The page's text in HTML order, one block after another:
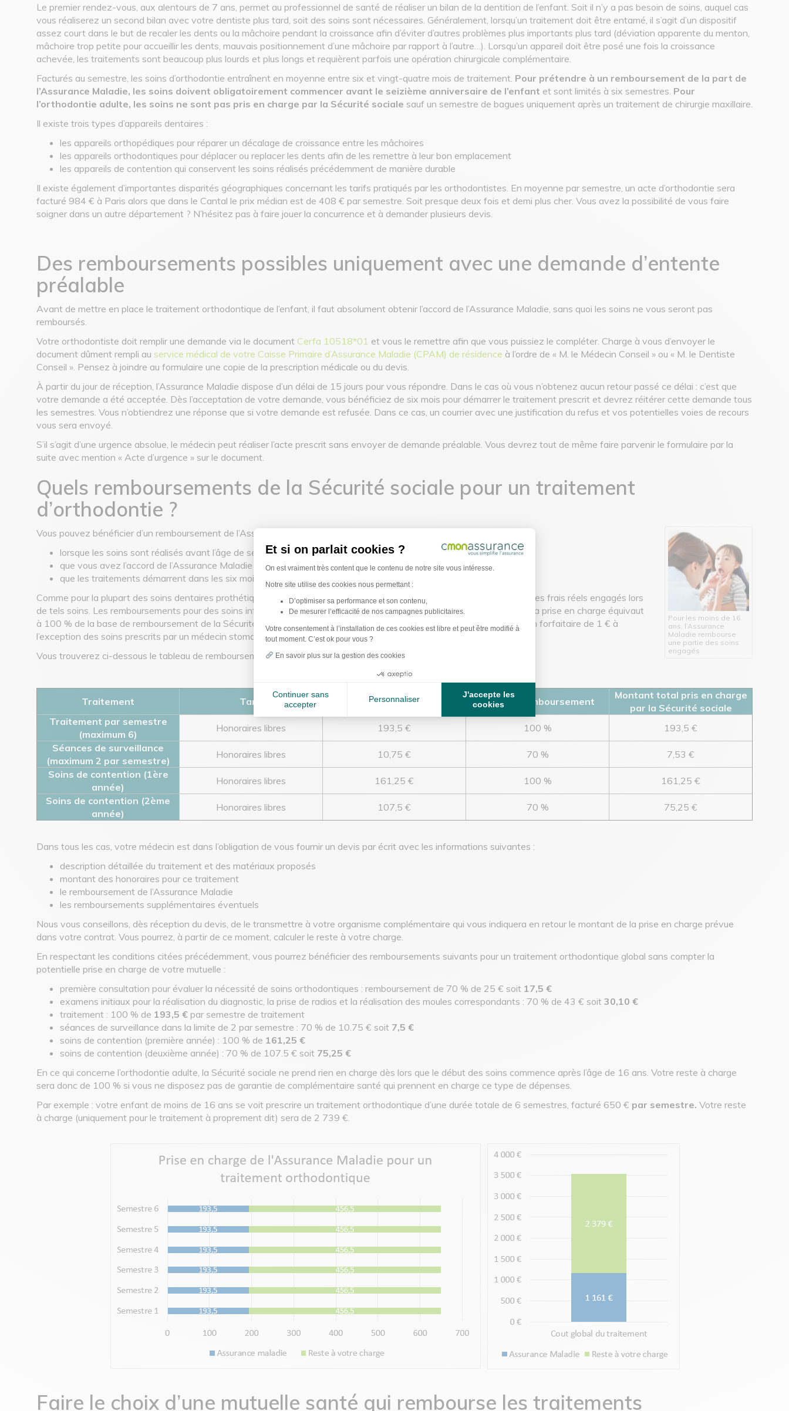
Le premier rendez-vous, aux alentours de 7 ans, permet au professionnel de santé de réaliser un bilan de la dentition de l’enfant. Soit il n’y a pas besoin de soins, auquel cas
vous réaliserez un second bilan avec votre dentiste plus tard, soit des soins sont nécessaires. Généralement, lorsqu’un traitement doit être entamé, il s’agit d’un dispositif
assez court dans le but de recaler les dents ou la mâchoire pendant la croissance afin d’éviter d’autres problèmes plus importants plus tard (déviation apparente du menton,
mâchoire trop petite pour accueillir les dents, mauvais positionnement d’une mâchoire par rapport à l’autre…). Lorsqu’un appareil doit être posé une fois la croissance
achevée, les traitements sont beaucoup plus lourds et plus longs et requièrent parfois une opération chirurgicale complémentaire.
Facturés au semestre, les soins d’orthodontie entraînent en moyenne entre six et vingt-quatre mois de traitement. Pour prétendre à un remboursement de la part de
l’Assurance Maladie, les soins doivent obligatoirement commencer avant le seizième anniversaire de l’enfant et sont limités à six semestres. Pour
l’orthodontie adulte, les soins ne sont pas pris en charge par la Sécurité sociale sauf un semestre de bagues uniquement après un traitement de chirurgie maxillaire.
Il existe trois types d’appareils dentaires :
les appareils orthopédiques pour réparer un décalage de croissance entre les mâchoires
les appareils orthodontiques pour déplacer ou replacer les dents afin de les remettre à leur bon emplacement
les appareils de contention qui conservent les soins réalisés précédemment de manière durable
Il existe également d’importantes disparités géographiques concernant les tarifs pratiqués par les orthodontistes. En moyenne par semestre, un acte d’orthodontie sera
facturé 984 € à Paris alors que dans le Cantal le prix médian est de 408 € par semestre. Soit presque deux fois et demi plus cher. Vous avez la possibilité de vous faire
soigner dans un autre département ? N’hésitez pas à faire jouer la concurrence et à demander plusieurs devis.
Des remboursements possibles uniquement avec une demande d’entente
préalable
Avant de mettre en place le traitement orthodontique de l’enfant, il faut absolument obtenir l’accord de l’Assurance Maladie, sans quoi les soins ne vous seront pas
remboursés.
Votre orthodontiste doit remplir une demande via le document Cerfa 10518*01 et vous le remettre afin que vous puissiez le compléter. Charge à vous d’envoyer le
document dûment rempli au service médical de votre Caisse Primaire d’Assurance Maladie (CPAM) de résidence à l’ordre de « M. le Médecin Conseil » ou « M. le Dentiste
Conseil ». Pensez à joindre au formulaire une copie de la prescription médicale ou du devis.
À partir du jour de réception, l’Assurance Maladie dispose d’un délai de 15 jours pour vous répondre. Dans le cas où vous n’obtenez aucun retour passé ce délai : c’est que
votre demande a été acceptée. Dès l’acceptation de votre demande, vous bénéficiez de six mois pour démarrer le traitement prescrit et devrez réitérer cette demande tous
les semestres. Vous n’obtiendrez une réponse que si votre demande est refusée. Dans ce cas, un courrier avec une justification du refus et vos potentielles voies de recours
vous sera envoyé.
S’il s’agit d’une urgence absolue, le médecin peut réaliser l’acte prescrit sans envoyer de demande préalable. Vous devrez tout de même faire parvenir le formulaire par la
suite avec mention « Acte d’urgence » sur le document.
Quels remboursements de la Sécurité sociale pour un traitement
d’orthodontie ?
Pour les moins de 16
ans, l’Assurance
Maladie rembourse
une partie des soins
engagés
Vous pouvez bénéficier d’un remboursement de l’Assurance Maladie :
lorsque les soins sont réalisés avant l’âge de seize ans,
que vous avez l’accord de l’Assurance Maladie
que les traitements démarrent dans les six mois suivant cet accord.
Comme pour la plupart des soins dentaires prothétiques, la prise en charge de la Sécurité sociale est loin de rembourser les frais réels engagés lors
de tels soins. Les remboursements pour des soins inférieurs à 120 € sont de 70 % et pour les soins supérieurs à 120 €, la prise en charge équivaut
à 100 % de la base de remboursement de la Sécurité sociale. À noter que ces soins ne sont pas soumis à la participation forfaitaire de 1 € à
l’exception des soins prescrits par un médecin stomatologue.
Vous trouverez ci-dessous le tableau de remboursement fourni par ameli.fr :
Traitement Tarif
Base de Remboursement de la
Taux de remboursement
Montant total pris en charge
par la Sécurité sociale
Traitement par semestre
(maximum 6)
Honoraires libres 193,5 € 100 %
193,5 €
Séances de surveillance
(maximum 2 par semestre)
Honoraires libres 10,75 € 70 %
7,53 €
Soins de contention (1ère
année)
Honoraires libres 161,25 € 100 %
161,25 €
Soins de contention (2ème
année)
Honoraires libres 107,5 € 70 % 75,25 €
Dans tous les cas, votre médecin est dans l’obligation de vous fournir un devis par écrit avec les informations suivantes :
description détaillée du traitement et des matériaux proposés
montant des honoraires pour ce traitement
le remboursement de l’Assurance Maladie
les remboursements supplémentaires éventuels
Nous vous conseillons, dès réception du devis, de le transmettre à votre organisme complémentaire qui vous indiquera en retour le montant de la prise en charge prévue
dans votre contrat. Vous pourrez, à partir de ce moment, calculer le reste à votre charge.
En respectant les conditions citées précédemment, vous pourrez bénéficier des remboursements suivants pour un traitement orthodontique global sans compter la
potentielle prise en charge de votre mutuelle :
première consultation pour évaluer la nécessité de soins orthodontiques : remboursement de 70 % de 25 € soit 17,5 €
examens initiaux pour la réalisation du diagnostic, la prise de radios et la réalisation des moules correspondants : 70 % de 43 € soit 30,10 €
traitement : 100 % de 193,5 € par semestre de traitement
séances de surveillance dans la limite de 2 par semestre : 70 % de 10.75 € soit 7,5 €
soins de contention (première année) : 100 % de 161,25 €
soins de contention (deuxième année) : 70 % de 107.5 € soit 75,25 €
En ce qui concerne l’orthodontie adulte, la Sécurité sociale ne prend rien en charge dès lors que le début des soins commence après l’âge de 16 ans. Votre reste à charge
sera donc de 100 % si vous ne disposez pas de garantie de complémentaire santé qui prennent en charge ce type de dépenses.
Par exemple : votre enfant de moins de 16 ans se voit prescrire un traitement orthodontique d’une durée totale de 6 semestres, facturé 650 € par semestre. Votre reste
à charge (uniquement pour le traitement à proprement dit) sera de 2 739 €.
Faire le choix d’une mutuelle santé qui rembourse les traitements
Et si on parlait cookies ?
Plateforme de Gestion du Consentement : Personnalisez vos Options
On est vraiment très content que le contenu de notre site vous intéresse.
Notre site utilise des cookies nous permettant :
D’optimiser sa performance et son contenu,
De mesurer l’efficacité de nos campagnes publicitaires.
Votre consentement à l’installation de ces cookies est libre et peut être modifié à
tout moment. C’est ok pour vous ?
En savoir plus sur la gestion des cookies
Continuer sans
accepter
Personnaliser
J'accepte les
cookies